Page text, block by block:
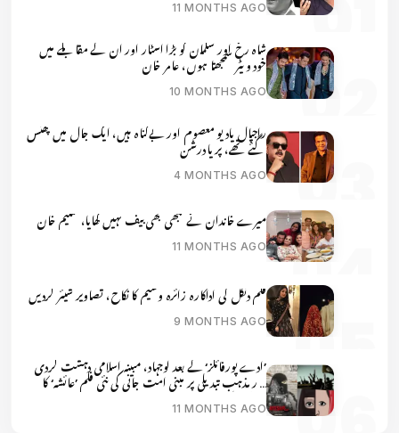
11 MONTHS AGO
شاہ رخ اور سلمان کو بڑا اسٹار اور ان کے مقابلے میں
خود ویٹر سمجھتا ہوں، عامر خان
10 MONTHS AGO
راجپال یادیو معصوم اور بےگناہ ہیں، ایک جال میں پھنس
گئے تھے، پریا درشن
4 MONTHS AGO
میرے خاندان نے کبھی بھی بیف نہیں کھایا، سلیم خان
11 MONTHS AGO
فلم دنگل کی اداکارہ زائرہ وسیم کا نکاح، تصاویر شیئر کردیں
9 MONTHS AGO
’ادے پورفائلز‘ کے بعد لوجہاد، مبینہ اسلامی دہشت گردی
اور مذہب تبدیلی پر مبنی امت جانی کی نئی فلم ’عائشہ‘ کا
11 MONTHS AGO